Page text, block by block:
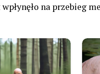
na przebieg